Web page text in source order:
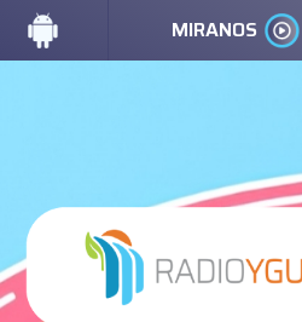
MIRANOS